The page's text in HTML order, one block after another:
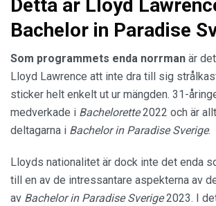
Detta är Lloyd
Bachelor in Paradise
Som programmets enda norrman är
Lloyd Lawrence att inte dra till sig
sticker helt enkelt ut ur mängden. 31-
medverkade i Bachelorette2022 och är
deltagarna i Bachelor in Paradise Sverige.
Lloyds nationalitet är dock inte det enda
till en av de intressantare aspekterna av
av Bachelor in Paradise Sverige2023. I